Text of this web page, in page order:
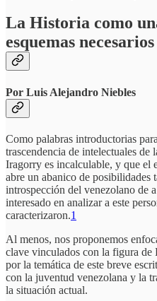
La Historia como
esquemas
Por Luis Alejandro Niebles
Como palabras introductorias
trascendencia de intelectuales
Iragorry es incalculable, y que el
abre un abanico de posibilidades
introspección del venezolano de
interesado en analizar a este
caracterizaron.1
Al menos, nos proponemos
clave vinculados con la figura
por la temática de este breve
con la juventud venezolana y la
la situación actual.